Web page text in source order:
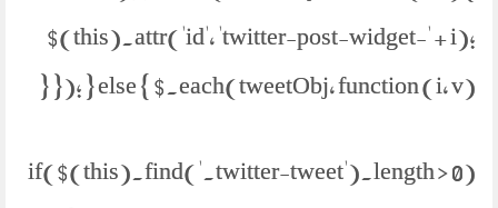
$(this).attr('id', 'twitter-post-widget-' + i);
}); } else { $.each(tweetObj, function (i, v) {
if($(this).find('.twitter-tweet').length > 0)